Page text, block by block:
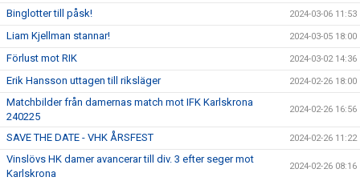
Binglotter till påsk! 2024-03-06 11:53
Liam Kjellman stannar! 2024-03-05 18:00
Förlust mot RIK 2024-03-02 14:36
Erik Hansson uttagen till riksläger 2024-02-26 18:00
Matchbilder från damernas match mot IFK Karlskrona
240225
2024-02-26 16:56
SAVE THE DATE - VHK ÅRSFEST 2024-02-26 11:22
Vinslövs HK damer avancerar till div. 3 efter seger mot
Karlskrona
2024-02-26 08:16